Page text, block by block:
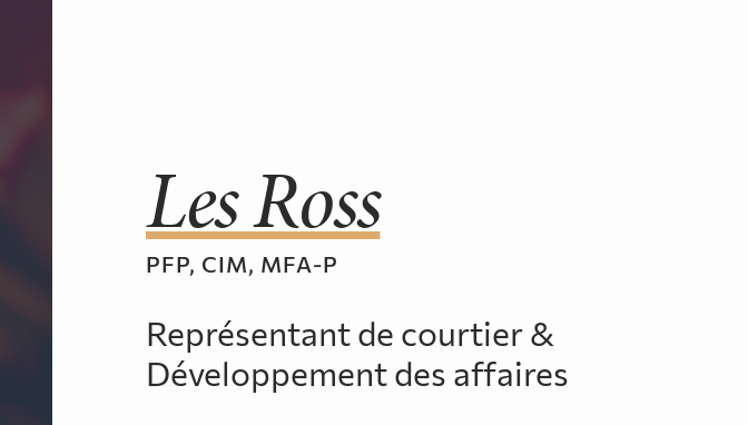
Les Ross
PFP, CIM, MFA-P
Représentant de courtier &
Développement des affaires